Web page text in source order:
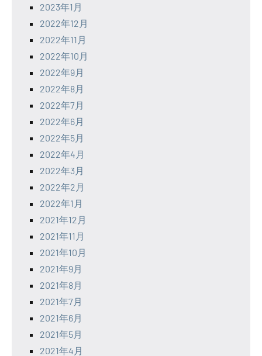
2023年1月
2022年12月
2022年11月
2022年10月
2022年9月
2022年8月
2022年7月
2022年6月
2022年5月
2022年4月
2022年3月
2022年2月
2022年1月
2021年12月
2021年11月
2021年10月
2021年9月
2021年8月
2021年7月
2021年6月
2021年5月
2021年4月